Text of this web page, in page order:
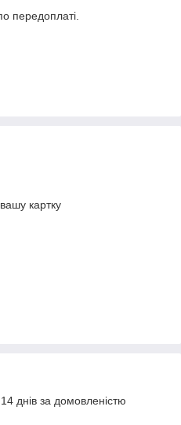
передоплаті.
картку
днів за домовленістю